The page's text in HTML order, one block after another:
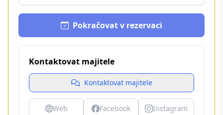
Pokračovat v rezervaci
Kontaktovat majitele
Kontaktovat majitele
Web Facebook Instagram